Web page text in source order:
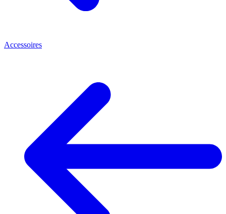
Accessoires